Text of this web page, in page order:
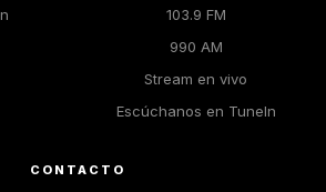
103.9 FM
990 AM
Stream en vivo
Escúchanos en TuneIn
CONTACTO